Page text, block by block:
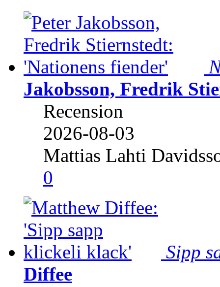
Jakobsson, Fredrik
Recension
2026-08-03
Mattias Lahti
0
Sipp
Diffee